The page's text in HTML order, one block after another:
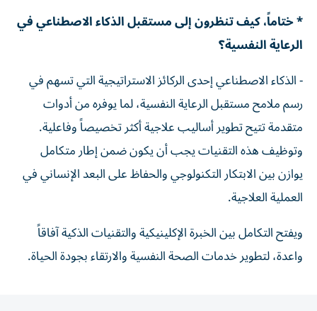
* ختاماً، كيف تنظرون إلى مستقبل الذكاء الاصطناعي في
الرعاية النفسية؟
- الذكاء الاصطناعي إحدى الركائز الاستراتيجية التي تسهم في
رسم ملامح مستقبل الرعاية النفسية، لما يوفره من أدوات
متقدمة تتيح تطوير أساليب علاجية أكثر تخصيصاً وفاعلية.
وتوظيف هذه التقنيات يجب أن يكون ضمن إطار متكامل
يوازن بين الابتكار التكنولوجي والحفاظ على البعد الإنساني في
العملية العلاجية.
ويفتح التكامل بين الخبرة الإكلينيكية والتقنيات الذكية آفاقاً
واعدة، لتطوير خدمات الصحة النفسية والارتقاء بجودة الحياة.